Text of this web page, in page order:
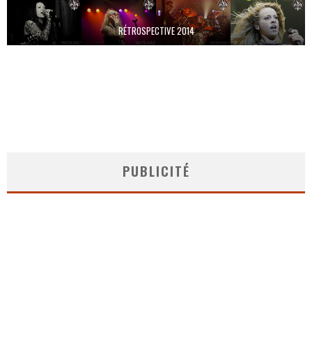
RÉTROSPECTIVE 2014
PUBLICITÉ